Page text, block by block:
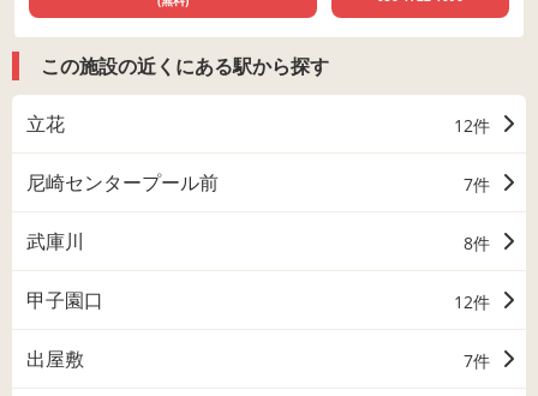
この施設の近くにある駅から探す
立花 12件
尼崎センタープール前 7件
武庫川 8件
甲子園口 12件
出屋敷 7件